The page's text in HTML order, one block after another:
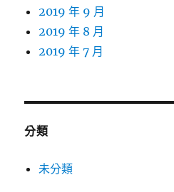
2019 年 9 月
2019 年 8 月
2019 年 7 月
分類
未分類